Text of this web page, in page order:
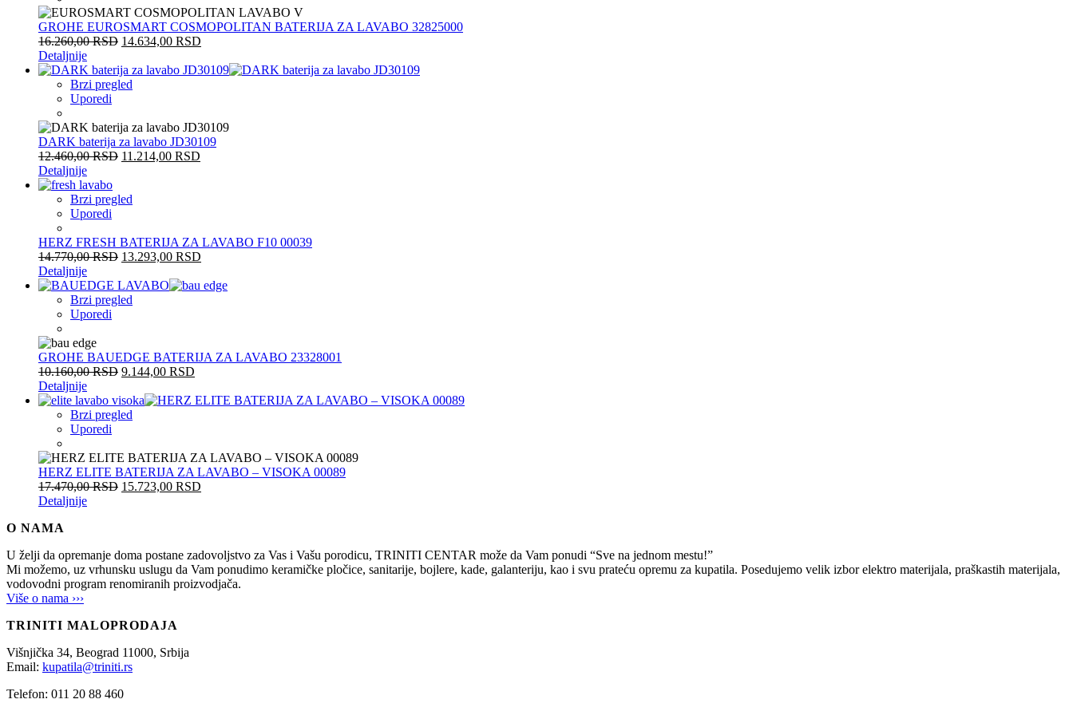
GROHE EUROSMART COSMOPOLITAN BATERIJA ZA LAVABO 32825000
16.260,00RSD 14.634,00 RSD
Detaljnije
Brzi pregled
Uporedi
DARK baterija za lavabo JD30109
12.460,00RSD 11.214,00 RSD
Detaljnije
Brzi pregled
Uporedi
HERZ FRESH BATERIJA ZA LAVABO F10 00039
14.770,00RSD 13.293,00 RSD
Detaljnije
Brzi pregled
Uporedi
GROHE BAUEDGE BATERIJA ZA LAVABO 23328001
10.160,00RSD 9.144,00 RSD
Detaljnije
Brzi pregled
Uporedi
HERZ ELITE BATERIJA ZA LAVABO – VISOKA 00089
17.470,00RSD 15.723,00 RSD
Detaljnije
O NAMA
U želji da opremanje doma postane zadovoljstvo za Vas i Vašu porodicu, TRINITI CENTAR može da Vam ponudi “Sve na jednom mestu!”
Mi možemo, uz vrhunsku uslugu da Vam ponudimo keramičke pločice, sanitarije, bojlere, kade, galanteriju, kao i svu prateću opremu za kupatila. Posedujemo velik izbor elektro materijala, praškastih materijala,
vodovodni program renomiranih proizvodjača.
Više o nama ›››
TRINITI MALOPRODAJA
Višnjička 34, Beograd 11000, Srbija
Email: kupatila@triniti.rs
Telefon: 011 20 88 460